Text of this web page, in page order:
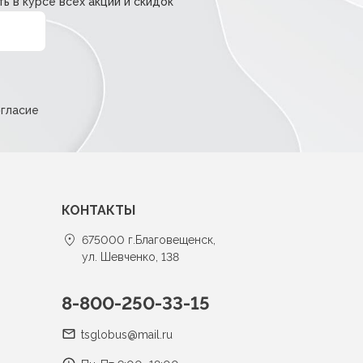
КОНТАКТЫ
675000 г.Благовещенск,
ул. Шевченко, 138
8-800-250-33-15
tsglobus@mail.ru